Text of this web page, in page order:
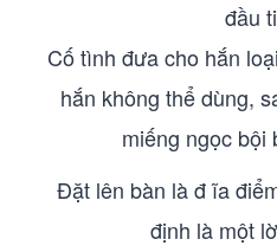
đầu
Cố tình đưa cho hắn
hắn không thể dùng,
miếng ngọc bội
Đặt lên bàn là đ ĩa
định là một